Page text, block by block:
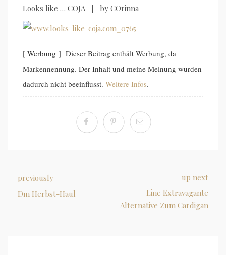
Looks like … COJA | by COrinna
[ Werbung ] Dieser Beitrag enthält Werbung, da
Markennennung. Der Inhalt und meine Meinung wurden
dadurch nicht beeinflusst. Weitere Infos.
previously
Dm Herbst-Haul
up next
Eine Extravagante
Alternative Zum Cardigan